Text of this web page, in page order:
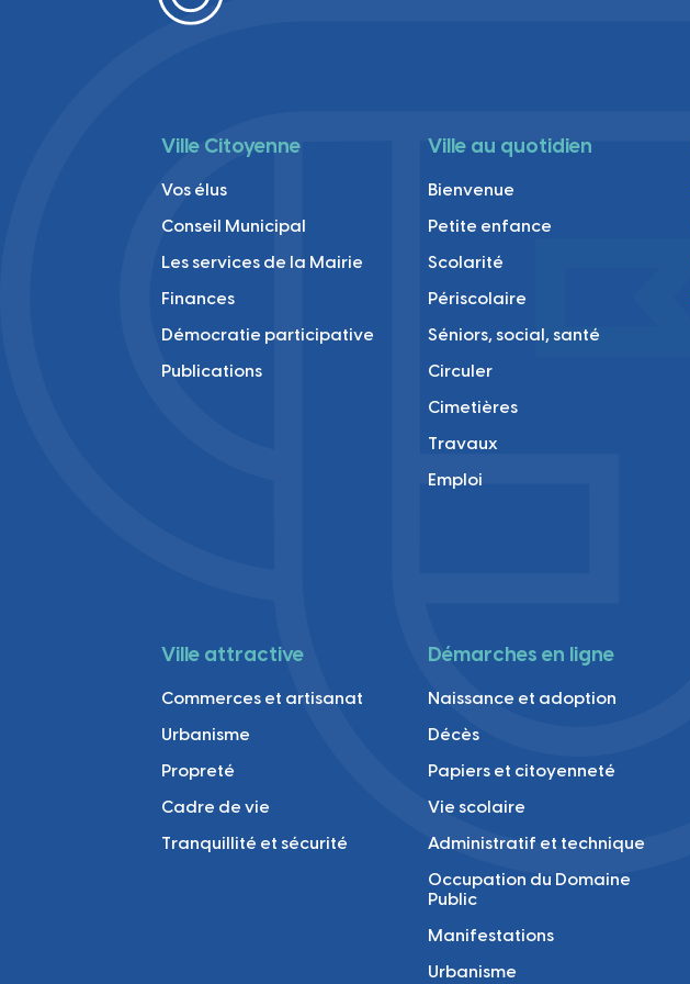
Ville Citoyenne
Vos élus
Conseil Municipal
Les services de la Mairie
Finances
Démocratie participative
Publications
Ville au quotidien
Bienvenue
Petite enfance
Scolarité
Périscolaire
Séniors, social, santé
Circuler
Cimetières
Travaux
Emploi
Ville attractive
Commerces et artisanat
Urbanisme
Propreté
Cadre de vie
Tranquillité et sécurité
Démarches en ligne
Naissance et adoption
Décès
Papiers et citoyenneté
Vie scolaire
Administratif et technique
Occupation du Domaine
Public
Manifestations
Urbanisme